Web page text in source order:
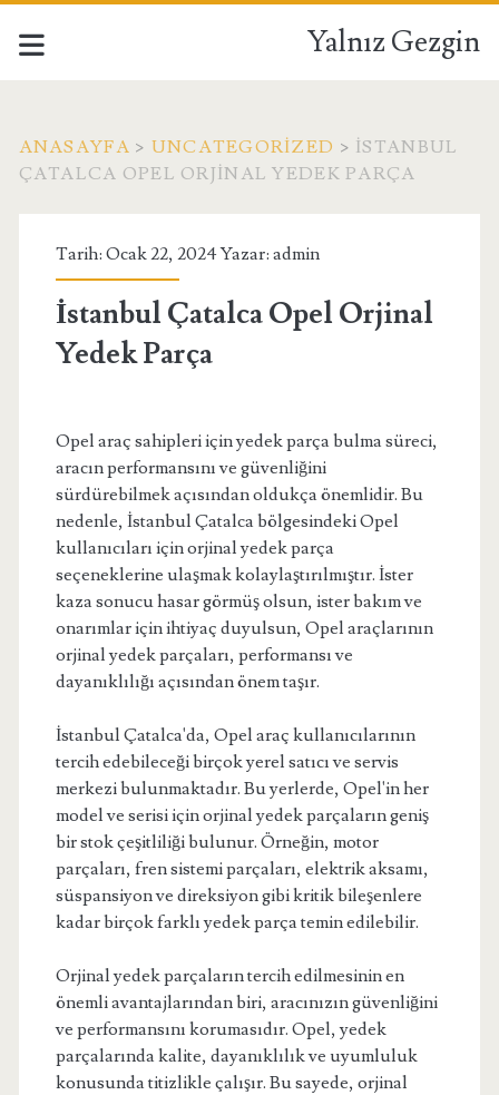
Yalnız Gezgin
ANASAYFA > UNCATEGORIZED > İSTANBUL
ÇATALCA OPEL ORJINAL YEDEK PARÇA
Tarih: Ocak 22, 2024 Yazar: admin
İstanbul Çatalca Opel Orjinal
Yedek Parça
Opel araç sahipleri için yedek parça bulma süreci,
aracın performansını ve güvenliğini
sürdürebilmek açısından oldukça önemlidir. Bu
nedenle, İstanbul Çatalca bölgesindeki Opel
kullanıcıları için orjinal yedek parça
seçeneklerine ulaşmak kolaylaştırılmıştır. İster
kaza sonucu hasar görmüş olsun, ister bakım ve
onarımlar için ihtiyaç duyulsun, Opel araçlarının
orjinal yedek parçaları, performansı ve
dayanıklılığı açısından önem taşır.
İstanbul Çatalca'da, Opel araç kullanıcılarının
tercih edebileceği birçok yerel satıcı ve servis
merkezi bulunmaktadır. Bu yerlerde, Opel'in her
model ve serisi için orjinal yedek parçaların geniş
bir stok çeşitliliği bulunur. Örneğin, motor
parçaları, fren sistemi parçaları, elektrik aksamı,
süspansiyon ve direksiyon gibi kritik bileşenlere
kadar birçok farklı yedek parça temin edilebilir.
Orjinal yedek parçaların tercih edilmesinin en
önemli avantajlarından biri, aracınızın güvenliğini
ve performansını korumasıdır. Opel, yedek
parçalarında kalite, dayanıklılık ve uyumluluk
konusunda titizlikle çalışır. Bu sayede, orjinal